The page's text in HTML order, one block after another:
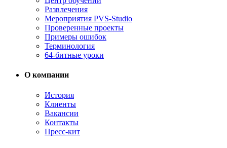
Развлечения
Мероприятия PVS-Studio
Проверенные проекты
Примеры ошибок
Терминология
64-битные уроки
О компании
История
Клиенты
Вакансии
Контакты
Пресс-кит